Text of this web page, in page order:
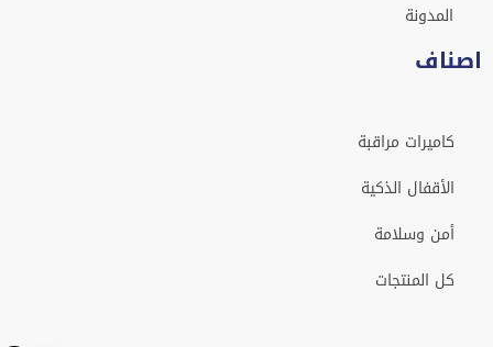
المدونة
اصناف
كاميرات مراقبة
الأقفال الذكية
أمن وسلامة
كل المنتجات